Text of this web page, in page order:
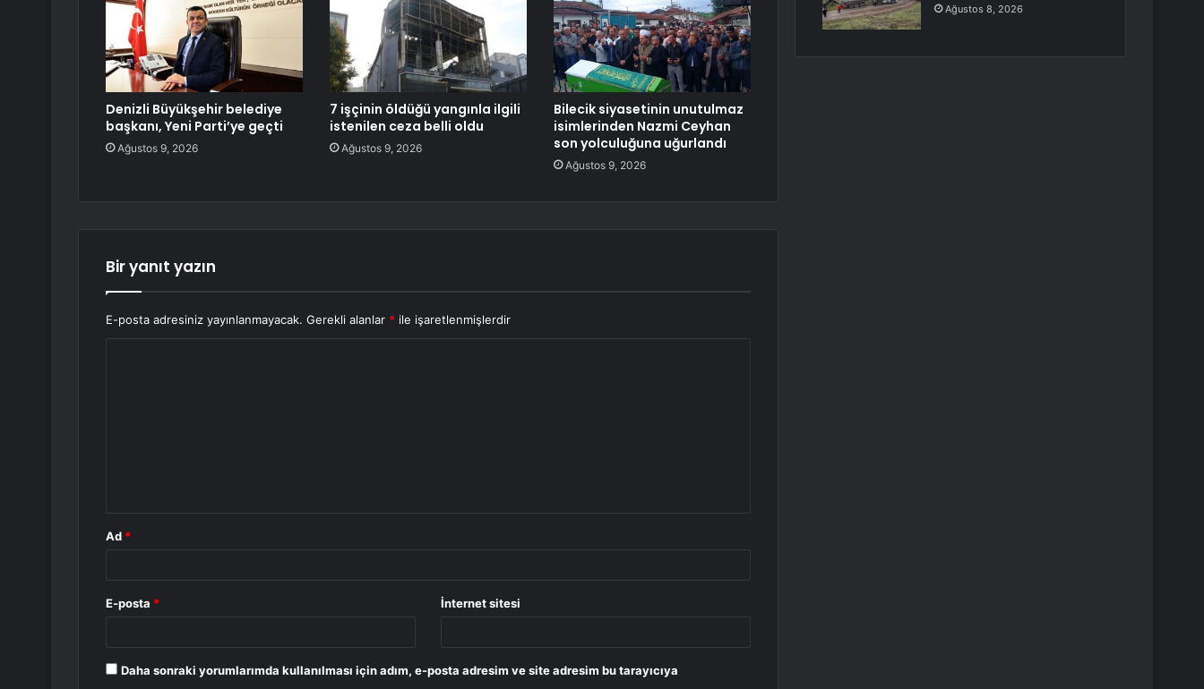
Denizli Büyükşehir belediye
başkanı, Yeni Parti’ye geçti
Ağustos 9, 2026
7 işçinin öldüğü yangınla ilgili
istenilen ceza belli oldu
Ağustos 9, 2026
Bilecik siyasetinin unutulmaz
isimlerinden Nazmi Ceyhan
son yolculuğuna uğurlandı
Ağustos 9, 2026
Bir yanıt yazın
E-posta adresiniz yayınlanmayacak. Gerekli alanlar * ile işaretlenmişlerdir
Ad *
E-posta * İnternet sitesi
Daha sonraki yorumlarımda kullanılması için adım, e-posta adresim ve site adresim bu tarayıcıya
Ağustos 8, 2026